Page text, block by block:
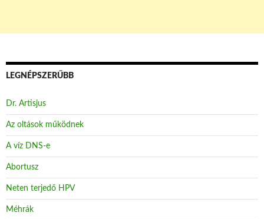
LEGNÉPSZERŰBB
Dr. Artisjus
Az oltások működnek
A víz DNS-e
Abortusz
Neten terjedő HPV
Méhrák